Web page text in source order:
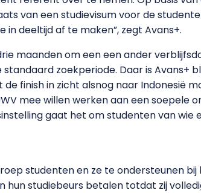
van een studievisum voor de
deeltijd af te maken”, zegt Avans+.
maanden om een een ander
zoekperiode. Daar is Avans+
finish in zicht alsnog naar Indonesië
mee willen werken aan een soepele
gaat het om studenten van wie
studenten en ze te ondersteunen
hun studiebeurs betalen totdat zij